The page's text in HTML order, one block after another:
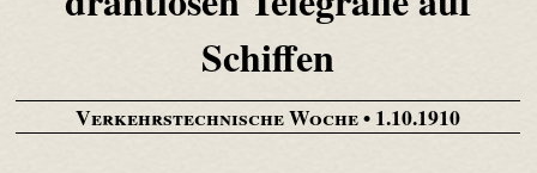
Schiffen
Verkehrstechnische Woche• 1.10.1910